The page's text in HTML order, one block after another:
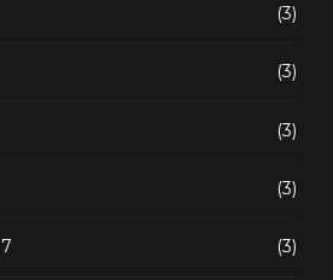
(3)
(3)
(3)
(3)
(3)